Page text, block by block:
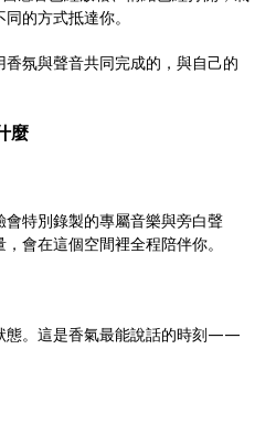
的方式抵達你。
氛與聲音共同完成的，與自己的
麼
特別錄製的專屬音樂與旁白聲
會在這個空間裡全程陪伴你。
態。這是香氣最能說話的時刻——